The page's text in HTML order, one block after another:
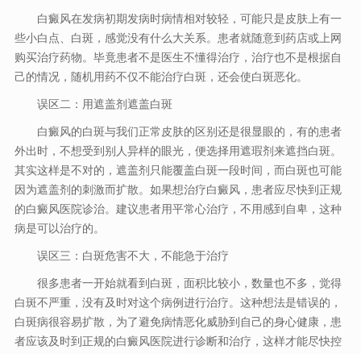
白癜风在发病初期发病时病情相对较轻，可能只是皮肤上有一
些小白点、白斑，感觉没有什么大关系。患者就随意到药店或上网
购买治疗药物。毕竟患者不是医生不懂得治疗，治疗也不是根据自
己的情况，随机用药不仅不能治疗白斑，还会使白斑恶化。
误区二：用遮盖剂遮盖白斑
白癜风的白斑与我们正常皮肤的区别还是很显眼的，有的患者
外出时，不想受到别人异样的眼光，便选择用遮瑕剂来遮挡白斑。
其实这样是不对的，遮盖剂只能覆盖白斑一段时间，而白斑也可能
因为遮盖剂的刺激而扩散。如果想治疗白癜风，患者应尽快到正规
的白癜风医院诊治。建议患者用平常心治疗，不用感到自卑，这种
病是可以治疗的。
误区三：白斑危害不大，不能急于治疗
很多患者一开始就看到白斑，面积比较小，数量也不多，觉得
白斑不严重，没有及时对这个病例进行治疗。这种想法是错误的，
白斑病很容易扩散，为了避免病情恶化威胁到自己的身心健康，患
者应该及时到正规的白癜风医院进行诊断和治疗，这样才能尽快控